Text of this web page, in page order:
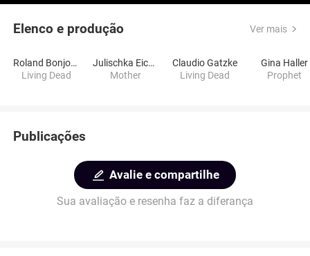
Elenco e produção Ver mais
Roland Bonjour
Living Dead
Julischka Eichel
Mother
Claudio Gatzke
Living Dead
Gina Haller
Prophet
Publicações
Avalie e compartilhe
Sua avaliação e resenha faz a diferança